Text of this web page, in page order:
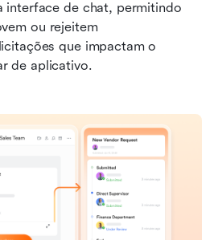
interface de chat, permitindo
ou rejeitem
que impactam o
de aplicativo.